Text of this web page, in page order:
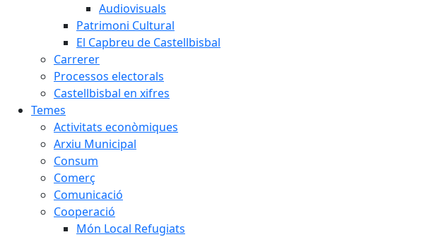
Audiovisuals
Patrimoni Cultural
El Capbreu de Castellbisbal
Carrerer
Processos electorals
Castellbisbal en xifres
Temes
Activitats econòmiques
Arxiu Municipal
Consum
Comerç
Comunicació
Cooperació
Món Local Refugiats